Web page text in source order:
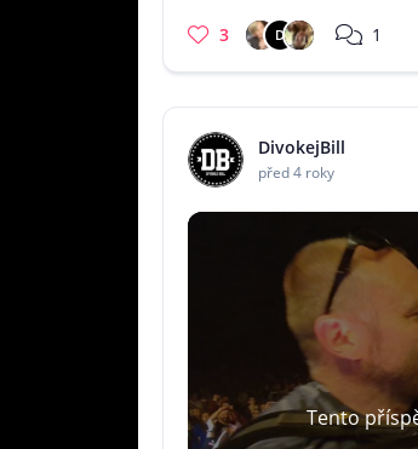
3 D 1
DivokejBill
před 4 roky
Tento